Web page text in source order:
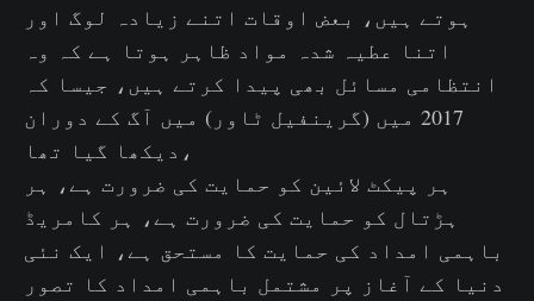
ہوتے ہیں، بعض اوقات اتنے زیادہ لوگ اور
اتنا عطیہ شدہ مواد ظاہر ہوتا ہے کہ وہ
انتظامی مسائل بھی پیدا کرتے ہیں، جیسا کہ
2017 میں (گرینفیل ٹاور) میں آگ کے دوران
دیکھا گیا تھا،
ہر پیکٹ لائین کو حمایت کی ضرورت ہے، ہر
ہڑتال کو حمایت کی ضرورت ہے، ہر کامریڈ
باہمی امداد کی حمایت کا مستحق ہے، ایک نئی
دنیا کے آغاز پر مشتمل باہمی امداد کا تصور